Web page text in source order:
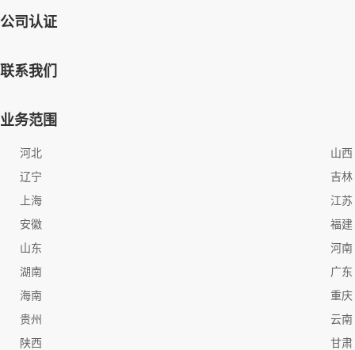
公司认证
联系我们
业务范围
河北
山西
辽宁
吉林
上海
江苏
安徽
福建
山东
河南
湖南
广东
海南
重庆
贵州
云南
陕西
甘肃